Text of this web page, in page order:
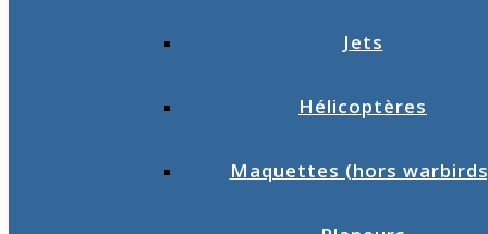
Jets
Hélicoptères
Maquettes (hors